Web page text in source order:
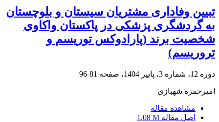
تبیین وفاداری مشتریان سیستان و بلوچستان
به گردشگری پزشکی در پاکستان واکاوی
شخصیت برند (پارادوکس توریسم و
تروریسم)
دوره 12، شماره 3، پاییز 1404، صفحه 81-96
امیرحمزه شهبازی
مشاهده مقاله
اصل مقاله 1.08 M